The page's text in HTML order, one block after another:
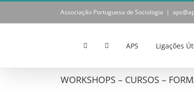
Skip
content
Associação Portuguesa de Sociologia |
APS Ligações
WORKSHOPS – CURSOS –